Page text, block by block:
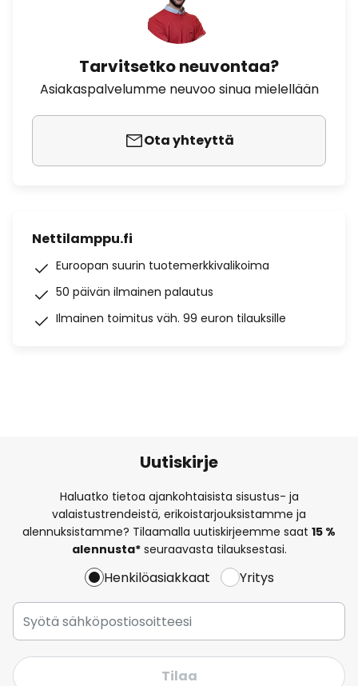
Tarvitsetko neuvontaa?
Asiakaspalvelumme neuvoo sinua mielellään
Ota yhteyttä
Nettilamppu.fi
Euroopan suurin tuotemerkkivalikoima
50 päivän ilmainen palautus
Ilmainen toimitus väh. 99 euron tilauksille
Uutiskirje
Haluatko tietoa ajankohtaisista sisustus- ja
valaistustrendeistä, erikoistarjouksistamme ja
alennuksistamme? Tilaamalla uutiskirjeemme saat 15 %
alennusta*seuraavasta tilauksestasi.
Henkilöasiakkaat Yritys
Tilaa